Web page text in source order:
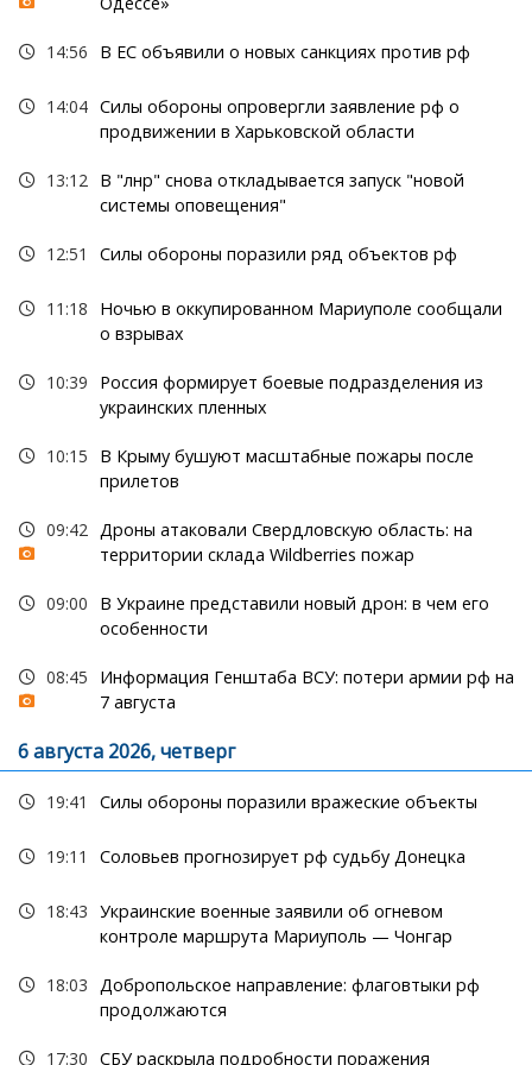
14:56 В ЕС объявили о новых санкциях против рф
14:04 Силы обороны опровергли заявление рф о
продвижении в Харьковской области
13:12 В "лнр" снова откладывается запуск "новой
системы оповещения"
12:51 Силы обороны поразили ряд объектов рф
11:18
Ночью в оккупированном Мариуполе сообщали
о взрывах
10:39
Россия формирует боевые подразделения из
украинских пленных
10:15
В Крыму бушуют масштабные пожары после
прилетов
09:42 Дроны атаковали Свердловскую область: на
территории склада Wildberries пожар
09:00
В Украине представили новый дрон: в чем его
особенности
08:45
Информация Генштаба ВСУ: потери армии рф на
7 августа
6 августа 2026, четверг
19:41 Силы обороны поразили вражеские объекты
19:11 Соловьев прогнозирует рф судьбу Донецка
18:43 Украинские военные заявили об огневом
контроле маршрута Мариуполь — Чонгар
18:03 Добропольское направление: флаговтыки рф
продолжаются
17:30 СБУ раскрыла подробности поражения